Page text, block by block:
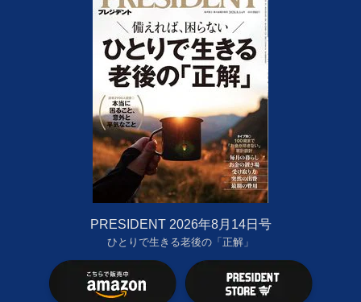
PRESIDENT 2026年8月14日号
ひとりで生きる老後の「正解」